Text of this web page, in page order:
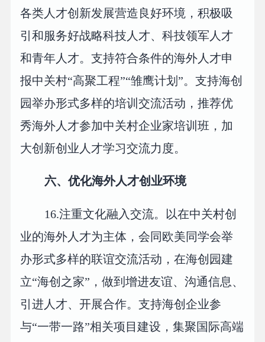
各类人才创新发展营造良好环境，积极吸
引和服务好战略科技人才、科技领军人才
和青年人才。支持符合条件的海外人才申
报中关村“高聚工程”“雏鹰计划”。支持海创
园举办形式多样的培训交流活动，推荐优
秀海外人才参加中关村企业家培训班，加
大创新创业人才学习交流力度。
六、优化海外人才创业环境
16.注重文化融入交流。以在中关村创
业的海外人才为主体，会同欧美同学会举
办形式多样的联谊交流活动，在海创园建
立“海创之家”，做到增进友谊、沟通信息、
引进人才、开展合作。支持海创企业参
与“一带一路”相关项目建设，集聚国际高端